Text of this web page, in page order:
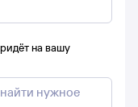
на вашу